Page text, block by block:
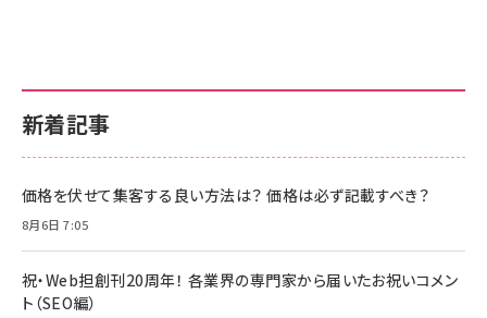
新着記事
価格を伏せて集客する良い方法は？ 価格は必ず記載すべき？
8月6日 7:05
祝・Web担創刊20周年！ 各業界の専門家から届いたお祝いコメン
ト（SEO編）